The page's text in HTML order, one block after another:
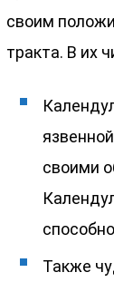
своим
тракта. В их
своими
Также